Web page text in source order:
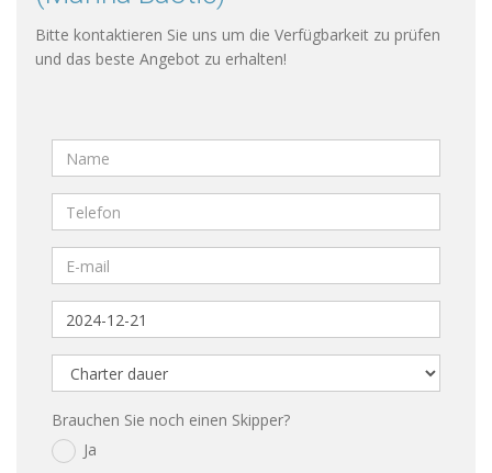
Bitte kontaktieren Sie uns um die Verfügbarkeit zu prüfen
und das beste Angebot zu erhalten!
Brauchen Sie noch einen Skipper?
Ja